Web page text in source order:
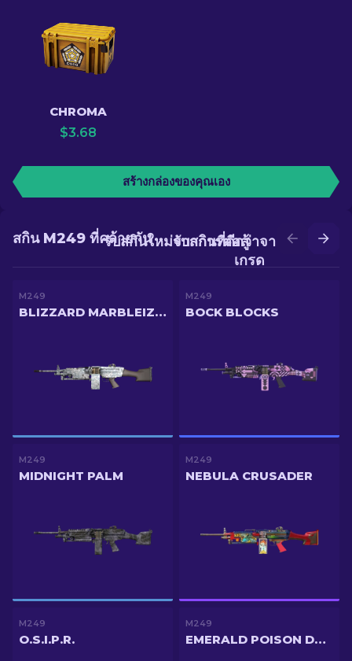
CHROMA
$3.68
สร้างกล่องของคุณเอง
รับสกินที่ดีกว่าจากการอัป
เกรด
รับสกินใหม่จากการต่อสู้
สกิน M249 ที่คล้ายกัน
M249
BLIZZARD MARBLEIZED
M249
BOCK BLOCKS
M249
MIDNIGHT PALM
M249
NEBULA CRUSADER
M249
O.S.I.P.R.
M249
EMERALD POISON DART